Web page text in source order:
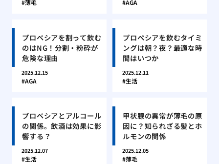
薄毛 AGA
プロペシアを割って飲む
のはNG！分割・粉砕が
危険な理由
2025.12.15
AGA
プロペシアを飲むタイミ
ングは朝？夜？最適な時
間はいつか
2025.12.11
生活
プロペシアとアルコール
の関係。飲酒は効果に影
響する？
2025.12.07
生活
甲状腺の異常が薄毛の原
因に？知られざる髪とホ
ルモンの関係
2025.12.05
薄毛